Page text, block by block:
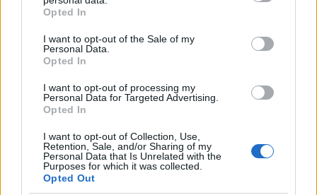
grant or deny consent to Google and its third-party tags to
use your data for below specified purposes in below Google
consent section.
Opted In
I want to opt-out of the Sale of my
Personal Data.
Opted In
I want to opt-out of processing my
Personal Data for Targeted Advertising.
Opted In
I want to opt-out of Collection, Use,
Retention, Sale, and/or Sharing of my
Personal Data that Is Unrelated with the
Purposes for which it was collected.
Opted Out
NECROLOGIE